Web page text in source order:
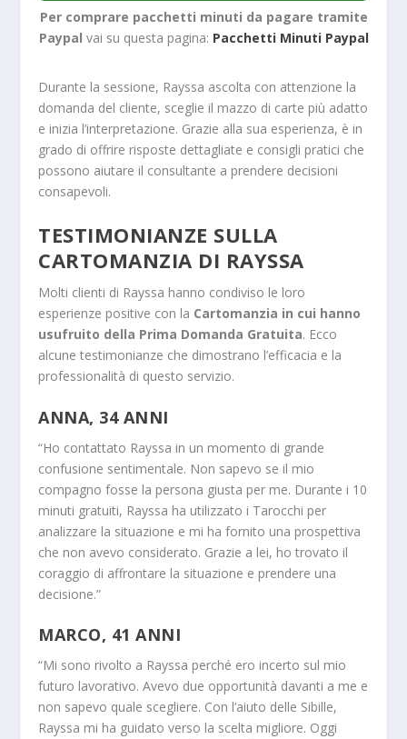
Per comprare pacchetti minuti da pagare tramite
Paypal vai su questa pagina: Pacchetti Minuti Paypal
Durante la sessione, Rayssa ascolta con attenzione la
domanda del cliente, sceglie il mazzo di carte più adatto
e inizia l’interpretazione. Grazie alla sua esperienza, è in
grado di offrire risposte dettagliate e consigli pratici che
possono aiutare il consultante a prendere decisioni
consapevoli.
TESTIMONIANZE SULLA
CARTOMANZIA DI RAYSSA
Molti clienti di Rayssa hanno condiviso le loro
esperienze positive con la Cartomanzia in cui hanno
usufruito della Prima Domanda Gratuita. Ecco
alcune testimonianze che dimostrano l’efficacia e la
professionalità di questo servizio.
ANNA, 34 ANNI
“Ho contattato Rayssa in un momento di grande
confusione sentimentale. Non sapevo se il mio
compagno fosse la persona giusta per me. Durante i 10
minuti gratuiti, Rayssa ha utilizzato i Tarocchi per
analizzare la situazione e mi ha fornito una prospettiva
che non avevo considerato. Grazie a lei, ho trovato il
coraggio di affrontare la situazione e prendere una
decisione.”
MARCO, 41 ANNI
“Mi sono rivolto a Rayssa perché ero incerto sul mio
futuro lavorativo. Avevo due opportunità davanti a me e
non sapevo quale scegliere. Con l’aiuto delle Sibille,
Rayssa mi ha guidato verso la scelta migliore. Oggi